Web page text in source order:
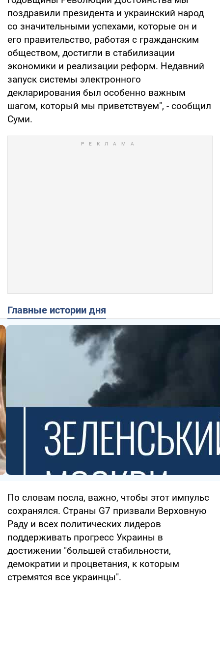
поздравили президента и украинский народ
со значительными успехами, которые он и
его правительство, работая с гражданским
обществом, достигли в стабилизации
экономики и реализации реформ. Недавний
запуск системы электронного
декларирования был особенно важным
шагом, который мы приветствуем", - сообщил
Суми.
Главные истории дня
По словам посла, важно, чтобы этот импульс
сохранялся. Страны G7 призвали Верховную
Раду и всех политических лидеров
поддерживать прогресс Украины в
достижении "большей стабильности,
демократии и процветания, к которым
стремятся все украинцы".